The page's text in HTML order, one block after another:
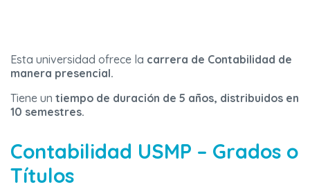
Esta universidad ofrece la carrera de Contabilidad de
manera presencial.
Tiene un tiempo de duración de 5 años, distribuidos en
10 semestres.
Contabilidad USMP – Grados o
Títulos